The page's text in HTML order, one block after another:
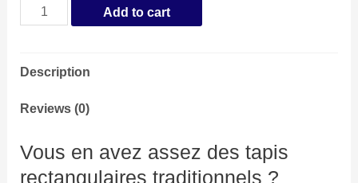
Tapis
quantity
Add to cart
Description
Reviews (0)
Vous en avez assez des tapis
rectangulaires traditionnels ?